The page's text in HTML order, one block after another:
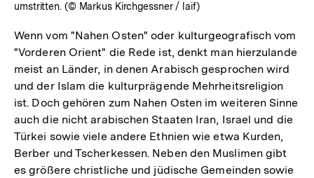
umstritten. (© Markus Kirchgessner / laif)
Wenn vom "Nahen Osten" oder kulturgeografisch vom
"Vorderen Orient" die Rede ist, denkt man hierzulande
meist an Länder, in denen Arabisch gesprochen wird
und der Islam die kulturprägende Mehrheitsreligion
ist. Doch gehören zum Nahen Osten im weiteren Sinne
auch die nicht arabischen Staaten Iran, Israel und die
Türkei sowie viele andere Ethnien wie etwa Kurden,
Berber und Tscherkessen. Neben den Muslimen gibt
es größere christliche und jüdische Gemeinden sowie